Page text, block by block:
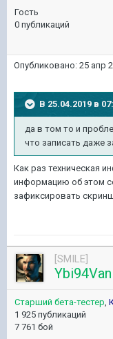
Гость
0 публикаций
Опубликовано: 25 апр
В 25.04.2019 в
да в том то и
что записать даже
Как раз техническая
информацию об этом
зафиксировать
[SMILE]
Ybi94Van
Старший бета-тестер,
1 925 публикаций
7 761 бой